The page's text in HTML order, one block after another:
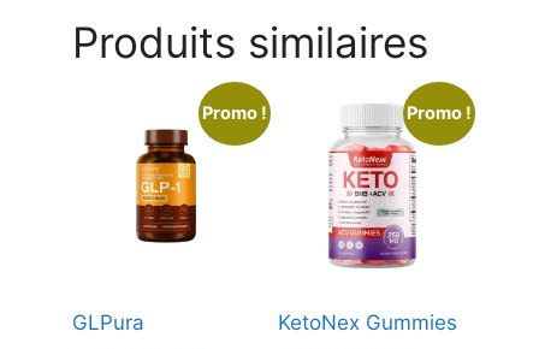
Produits similaires
Promo !
GLPura
Promo !
KetoNex Gummies